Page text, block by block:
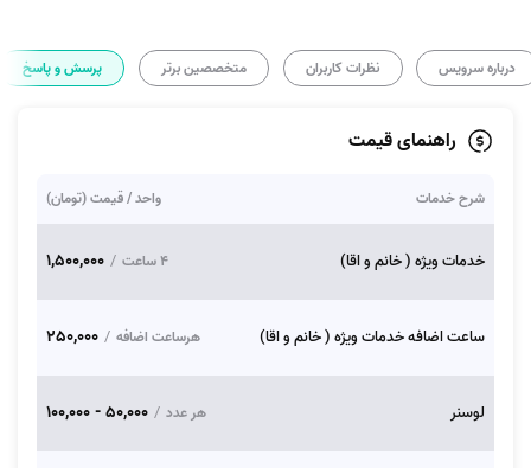
درباره سرویس نظرات کاربران متخصصین برتر پرسش و پاسخ
راهنمای قیمت
شرح خدمات واحد / قیمت (تومان)
خدمات ویژه ( خانم و اقا) 4 ساعت /
1,500,000
ساعت اضافه خدمات ویژه ( خانم و اقا) هرساعت اضافه /
250,000
لوسنر هر عدد /
50,000 - 100,000